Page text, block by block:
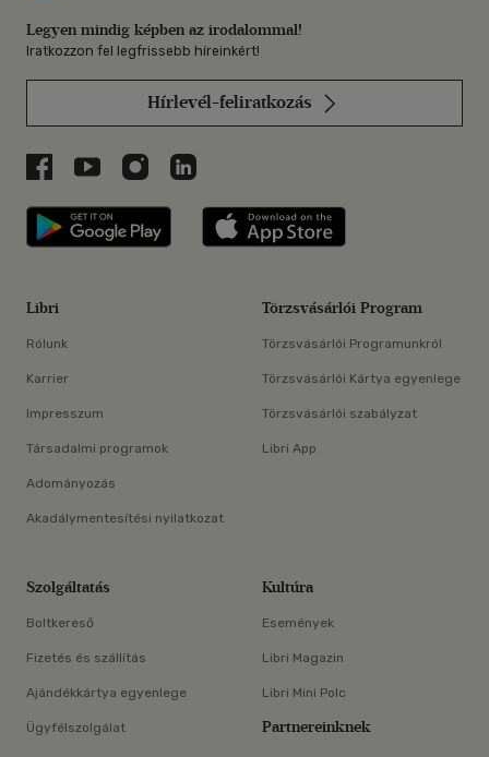
Legyen mindig képben az irodalommal!
Iratkozzon fel legfrissebb híreinkért!
Hírlevél-feliratkozás
Libri a Facebookon
Libri a Youtube-on
Libri az Instagramon
Libri a LinkedInen
Libri applikáció Szerezd meg: Google
Libri
Rólunk
Karrier
Impresszum
Társadalmi programok
Adományozás
Akadálymentesítési nyilatkozat
Törzsvásárlói Program
Törzsvásárlói Programunkról
Törzsvásárlói Kártya egyenlege
Törzsvásárlói szabályzat
Libri App
Szolgáltatás
Boltkereső
Fizetés és szállítás
Ajándékkártya egyenlege
Ügyfélszolgálat
Kultúra
Események
Libri Magazin
Libri Mini Polc
Partnereinknek